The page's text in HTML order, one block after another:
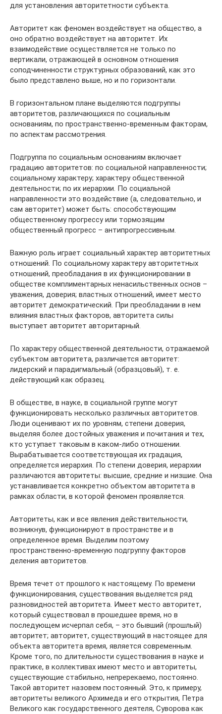
для установления авторитетности субъекта.
Авторитет как феномен воздействует на общество, а
оно обратно воздействует на авторитет. Их
взаимодействие осуществляется не только по
вертикали, отражающей в основном отношения
соподчиненности структурных образований, как это
было представлено выше, но и по горизонтали.
В горизонтальном плане выделяются подгруппы
авторитетов, различающихся по социальным
основаниям, по пространственно-временным факторам,
по аспектам рассмотрения.
Подгруппа по социальным основаниям включает
градацию авторитетов: по социальной направленности;
социальному характеру; характеру общественной
деятельности; по их иерархии. По социальной
направленности это воздействие (а, следовательно, и
сам авторитет) может быть: способствующим
общественному прогрессу или тормозящим
общественный прогресс – антипрогрессивным.
Важную роль играет социальный характер авторитетных
отношений. По социальному характеру авторитетных
отношений, преобладания в их функционировании в
обществе комплиментарных ненасильственных основ –
уважения, доверия; властных отношений, имеет место
авторитет демократический. При преобладании в нем
влияния властных факторов, авторитета силы
выступает авторитет авторитарный.
По характеру общественной деятельности, отражаемой
субъектом авторитета, различается авторитет:
лидерский и парадигмальный (образцовый), т. е.
действующий как образец.
В обществе, в науке, в социальной группе могут
функционировать несколько различных авторитетов.
Люди оценивают их по уровням, степени доверия,
выделяя более достойных уважения и почитания и тех,
кто уступает таковым в каком-либо отношении.
Вырабатывается соответствующая их градация,
определяется иерархия. По степени доверия, иерархии
различаются авторитеты: высшие, средние и низшие. Она
устанавливается конкретно объектом авторитета в
рамках области, в которой феномен проявляется.
Авторитеты, как и все явления действительности,
возникнув, функционируют в пространстве и в
определенное время. Выделим поэтому
пространственно-временную подгруппу факторов
деления авторитетов.
Время течет от прошлого к настоящему. По времени
функционирования, существования выделяется ряд
разновидностей авторитета. Имеет место авторитет,
который существовал в прошедшее время, но в
последующем исчерпал себя, – это бывший (прошлый)
авторитет; авторитет, существующий в настоящее для
объекта авторитета время, является современным.
Кроме того, по длительности существования в науке и
практике, в коллективах имеют место и авторитеты,
существующие стабильно, непререкаемо, постоянно.
Такой авторитет назовем постоянный. Это, к примеру,
авторитеты великого Архимеда и его открытия, Петра
Великого как государственного деятеля, Суворова как